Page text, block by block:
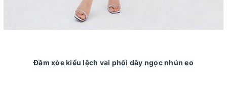
Đầm xòe kiểu lệch vai phối dây ngọc nhún eo